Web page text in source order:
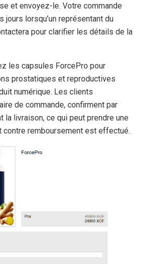
et envoyez-le. Votre commande
jours lorsqu’un représentant du
pour clarifier les détails de la
les capsules ForcePro pour
prostatiques et reproductives
numérique. Les clients
de commande, confirment par
la livraison, ce qui peut prendre une
contre remboursement est effectué.